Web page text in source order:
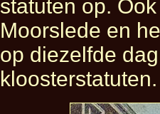
statuten op.
Moorslede en
op diezelfde
kloosterstatuten.